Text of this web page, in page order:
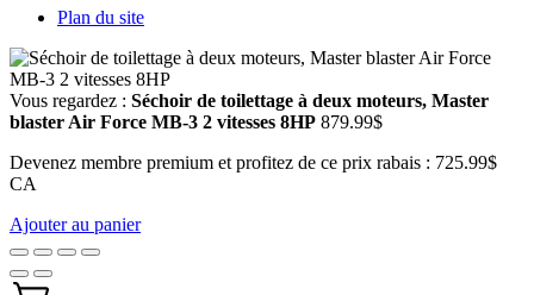
Plan du site
Vous regardez : Séchoir de toilettage à deux moteurs, Master
blaster Air Force MB-3 2 vitesses 8HP 879.99$
Devenez membre premium et profitez de ce prix rabais : 725.99$
CA
Ajouter au panier